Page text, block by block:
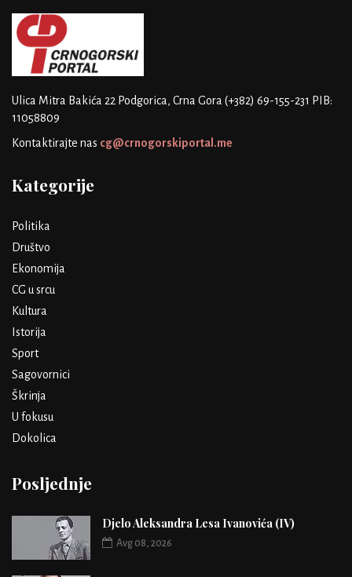
Ulica Mitra Bakića 22 Podgorica, Crna Gora (+382) 69-155-231 PIB:
11058809
Kontaktirajte nas cg@crnogorskiportal.me
Kategorije
Politika
Društvo
Ekonomija
CG u srcu
Kultura
Istorija
Sport
Sagovornici
Škrinja
U fokusu
Dokolica
Posljednje
Djelo Aleksandra Lesa Ivanovića (IV)
Avg 08, 2026